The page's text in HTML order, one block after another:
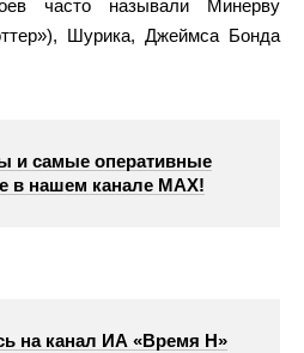
часто называли Минерву
Шурика, Джеймса Бонда
и самые оперативные
в нашем канале МАХ!
на канал ИА «Время Н»